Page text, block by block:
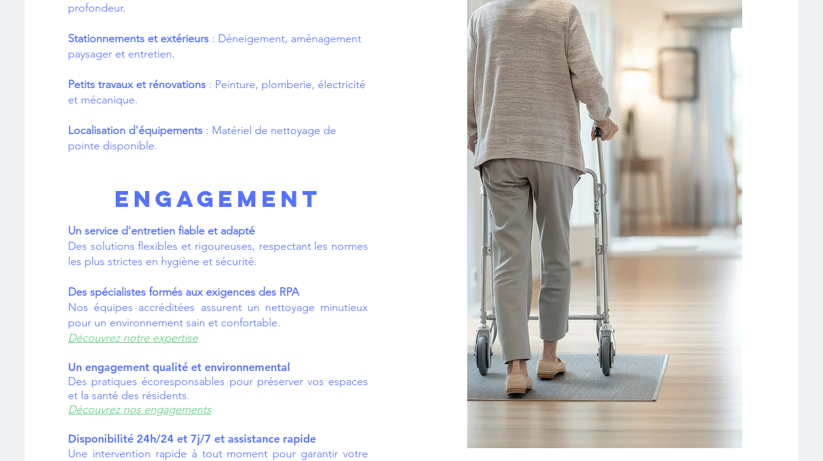
profondeur.
Stationnements et extérieurs : Déneigement, aménagement
paysager et entretien.
Petits travaux et rénovations : Peinture, plomberie, électricité
et mécanique.
Localisation d'équipements : Matériel de nettoyage de
pointe disponible.
ENGAGEMENT
Un service d'entretien fiable et adapté
Des solutions flexibles et rigoureuses, respectant les normes
les plus strictes en hygiène et sécurité.
Des spécialistes formés aux exigences des RPA
Nos équipes accréditées assurent un nettoyage minutieux
pour un environnement sain et confortable.
Découvrez notre expertise
Un engagement qualité et environnemental
Des pratiques écoresponsables pour préserver vos espaces
et la santé des résidents.
Découvrez nos engagements
Disponibilité 24h/24 et 7j/7 et assistance rapide
Une intervention rapide à tout moment pour garantir votre